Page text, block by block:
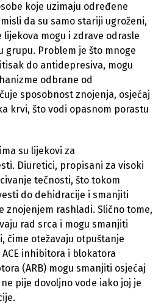
koje uzimaju određene
da su samo stariji ugroženi,
mogu i zdrave odrasle
grupu. Problem je što mnoge
do antidepresiva, mogu
odbrane od
sposobnost znojenja, osjećaj
krvi, što vodi opasnom porastu
su lijekovi za
Diuretici, propisani za visoki
tečnosti, što tokom
do dehidracije i smanjiti
znojenjem rashladi. Slično tome,
rad srca i mogu smanjiti
čime otežavaju otpuštanje
inhibitora i blokatora
(ARB) mogu smanjiti osjećaj
pije dovoljno vode iako joj je